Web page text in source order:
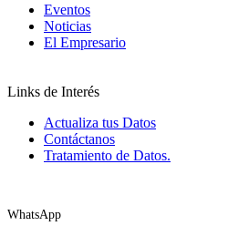
Eventos
Noticias
El Empresario
Links de Interés
Actualiza tus Datos
Contáctanos
Tratamiento de Datos.
WhatsApp